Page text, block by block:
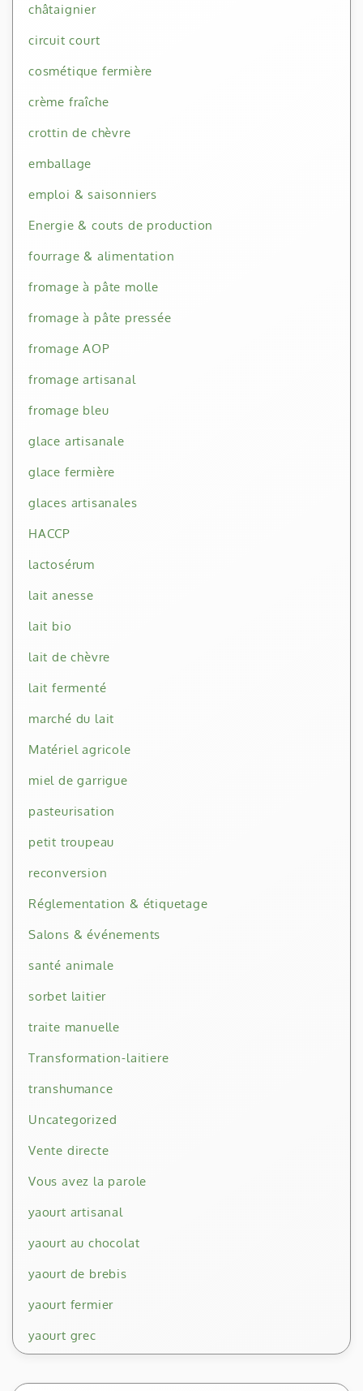
châtaignier
circuit court
cosmétique fermière
crème fraîche
crottin de chèvre
emballage
emploi & saisonniers
Energie & couts de production
fourrage & alimentation
fromage à pâte molle
fromage à pâte pressée
fromage AOP
fromage artisanal
fromage bleu
glace artisanale
glace fermière
glaces artisanales
HACCP
lactosérum
lait anesse
lait bio
lait de chèvre
lait fermenté
marché du lait
Matériel agricole
miel de garrigue
pasteurisation
petit troupeau
reconversion
Réglementation & étiquetage
Salons & événements
santé animale
sorbet laitier
traite manuelle
Transformation-laitiere
transhumance
Uncategorized
Vente directe
Vous avez la parole
yaourt artisanal
yaourt au chocolat
yaourt de brebis
yaourt fermier
yaourt grec